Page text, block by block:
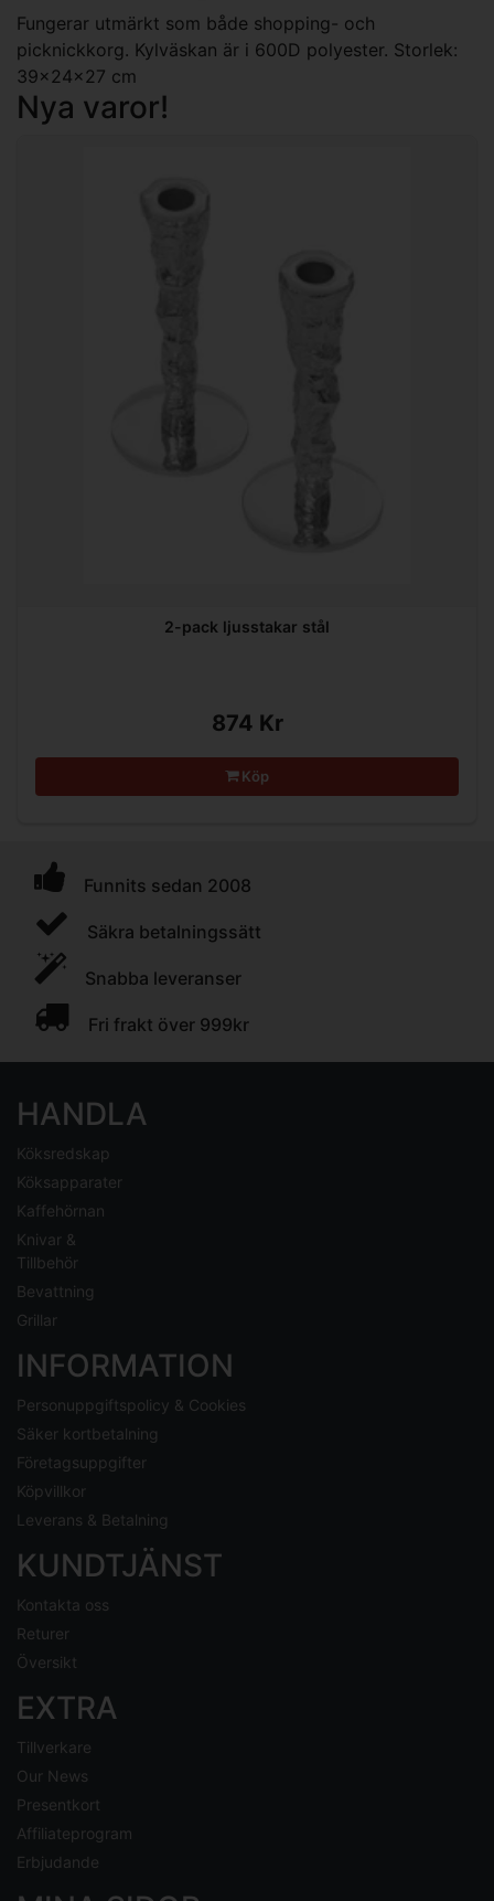
Fungerar utmärkt som både shopping- och
picknickkorg. Kylväskan är i 600D polyester. Storlek:
39x24x27 cm
Nya varor!
2-pack ljusstakar stål
874 Kr
Köp
Funnits sedan 2008
Säkra betalningssätt
Snabba leveranser
Fri frakt över 999kr
HANDLA
Köksredskap
Köksapparater
Kaffehörnan
Knivar &
Tillbehör
Bevattning
Grillar
INFORMATION
Personuppgiftspolicy & Cookies
Säker kortbetalning
Företagsuppgifter
Köpvillkor
Leverans & Betalning
KUNDTJÄNST
Kontakta oss
Returer
Översikt
EXTRA
Tillverkare
Our News
Presentkort
Affiliateprogram
Erbjudande